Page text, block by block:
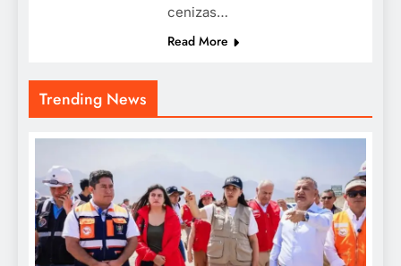
Trending News
cenizas…
Read More